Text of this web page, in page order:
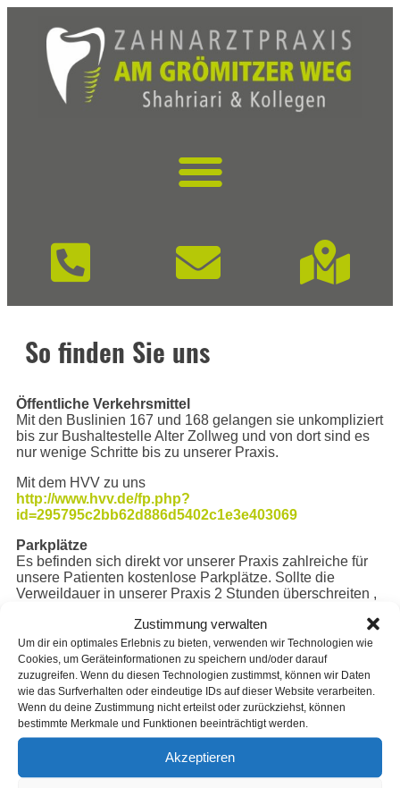
Zustimmung verwalten
Um dir ein optimales Erlebnis zu bieten, verwenden wir Technologien wie
Cookies, um Geräteinformationen zu speichern und/oder darauf
zuzugreifen. Wenn du diesen Technologien zustimmst, können wir Daten
wie das Surfverhalten oder eindeutige IDs auf dieser Website verarbeiten.
Wenn du deine Zustimmung nicht erteilst oder zurückziehst, können
bestimmte Merkmale und Funktionen beeinträchtigt werden.
Akzeptieren
So finden Sie uns
Öffentliche Verkehrsmittel
Mit den Buslinien 167 und 168 gelangen sie unkompliziert
bis zur Bushaltestelle Alter Zollweg und von dort sind es
nur wenige Schritte bis zu unserer Praxis.
Mit dem HVV zu uns
http://www.hvv.de/fp.php?
id=295795c2bb62d886d5402c1e3e403069
Parkplätze
Es befinden sich direkt vor unserer Praxis zahlreiche für
unsere Patienten kostenlose Parkplätze. Sollte die
Verweildauer in unserer Praxis 2 Stunden überschreiten ,
Kontakt
Grömitzer Weg 38A